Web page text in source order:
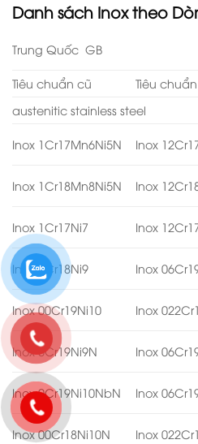
Danh sách Inox theo
Trung Quốc GB
Tiêu chuẩn cũ Tiêu
austenitic stainless steel
Inox 1Cr17Mn6Ni5N Inox
Inox 1Cr18Mn8Ni5N Inox
Inox 1Cr17Ni7 Inox
Inox 0Cr18Ni9 Inox
Inox 00Cr19Ni10 Inox
Inox 0Cr19Ni9N Inox
Inox 0Cr19Ni10NbN Inox
Inox 00Cr18Ni10N Inox